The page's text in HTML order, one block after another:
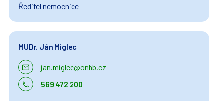
Ředitel nemocnice
MUDr. Ján Miglec
jan.miglec@onhb.cz
569 472 200